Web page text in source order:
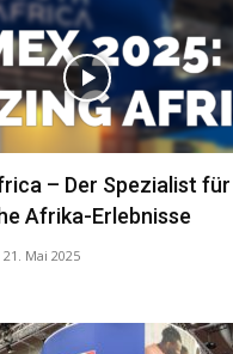
– Der Spezialist für
Afrika-Erlebnisse
21. Mai 2025